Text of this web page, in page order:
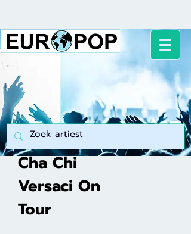
Cha Chi
Versaci On
Tour